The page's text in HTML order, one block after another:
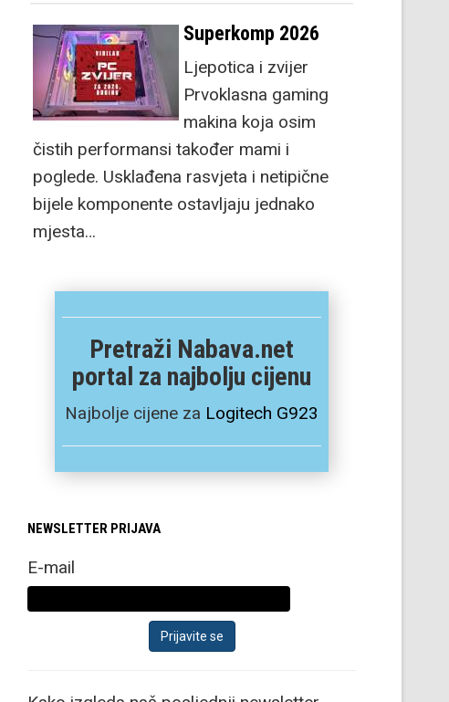
Superkomp 2026
Ljepotica i zvijer
Prvoklasna gaming
makina koja osim
čistih performansi također mami i
poglede. Usklađena rasvjeta i netipične
bijele komponente ostavljaju jednako
mjesta…
Pretraži Nabava.net
portal za najbolju cijenu
Najbolje cijene za Logitech G923
NEWSLETTER PRIJAVA
E-mail